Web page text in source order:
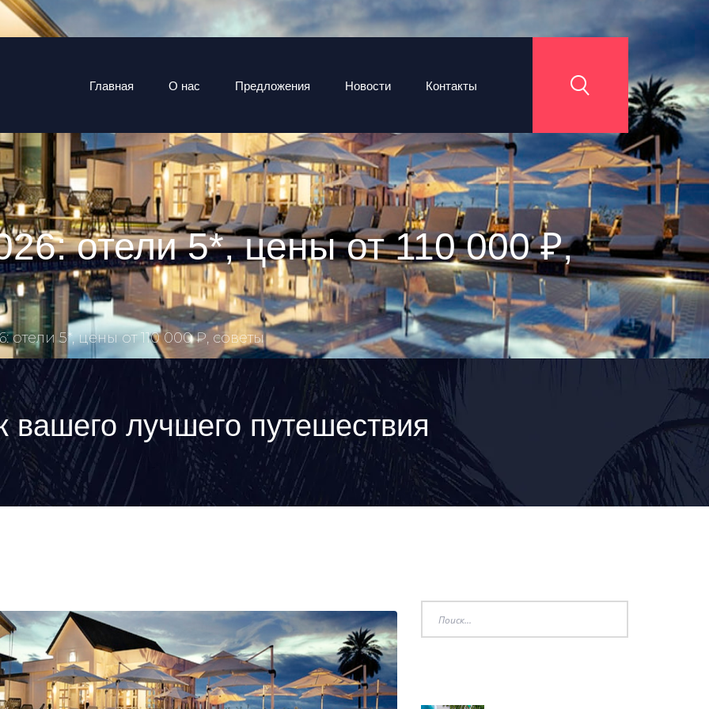
Главная О нас Предложения Новости Контакты
отели 5*, цены от 110 000 ₽,
отели 5*, цены от 110 000 ₽, советы
вашего лучшего путешествия